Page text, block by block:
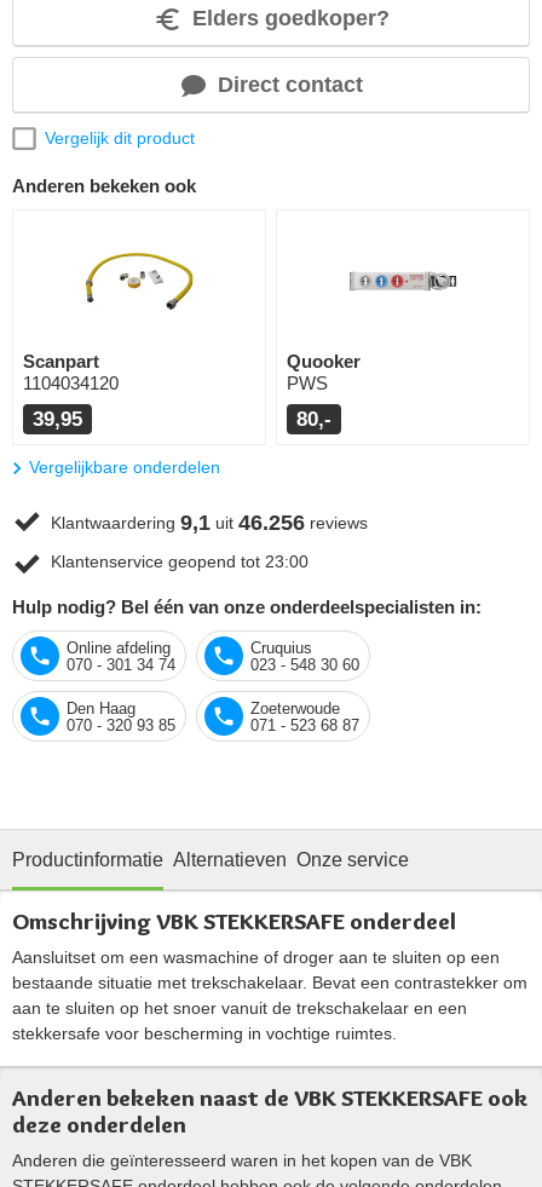
Elders goedkoper?
Direct contact
Vergelijk dit product
Anderen bekeken ook
Scanpart
1104034120
39,95
Quooker
PWS
80,-
Vergelijkbare onderdelen
Klantwaardering 9,1 uit 46.256 reviews
Klantenservice geopend tot 23:00
Hulp nodig? Bel één van onze onderdeelspecialisten in:
Online afdeling
070 - 301 34 74
Cruquius
023 - 548 30 60
Den Haag
070 - 320 93 85
Zoeterwoude
071 - 523 68 87
Productinformatie Alternatieven Onze service
Omschrijving VBK STEKKERSAFE onderdeel
Aansluitset om een wasmachine of droger aan te sluiten op een
bestaande situatie met trekschakelaar. Bevat een contrastekker om
aan te sluiten op het snoer vanuit de trekschakelaar en een
stekkersafe voor bescherming in vochtige ruimtes.
Anderen bekeken naast de VBK STEKKERSAFE ook
deze onderdelen
Anderen die geïnteresseerd waren in het kopen van de VBK